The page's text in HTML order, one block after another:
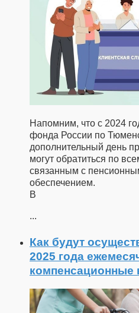
Напомним, что с 2024
фонда России по
дополнительный день
могут обратиться по
связанным с
обеспечением.
В
...
Как будут
2025 года
компенсационные